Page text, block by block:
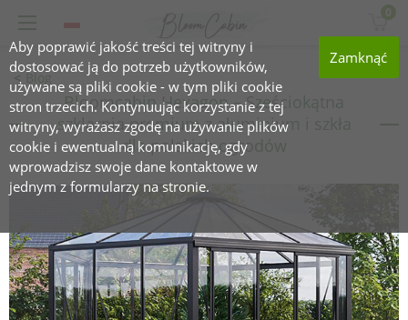
Aby poprawić jakość treści tej witryny i
dostosować ją do potrzeb użytkowników,
używane są pliki cookie - w tym pliki cookie
stron trzecich. Kontynuując korzystanie z tej
witryny, wyrażasz zgodę na używanie plików
cookie i ewentualną komunikację, gdy
wprowadzisz swoje dane kontaktowe w
jednym z formularzy na stronie.
Zamknąć
0
Blog
Bloomcabin Hexagon – Sześciokątna
szklarnia premium z aluminium i szkła
dla polskich ogrodów